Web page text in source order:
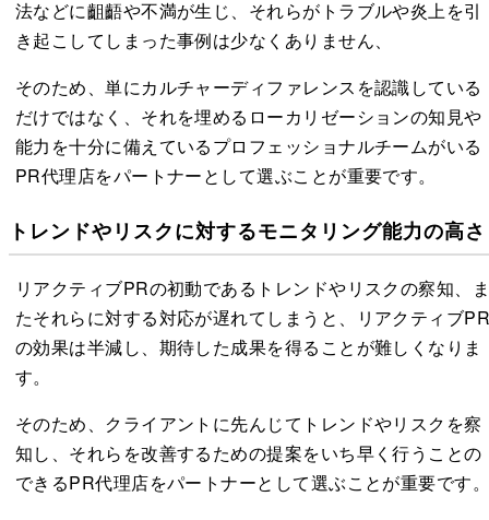
法などに齟齬や不満が生じ、それらがトラブルや炎上を引
き起こしてしまった事例は少なくありません、
そのため、単にカルチャーディファレンスを認識している
だけではなく、それを埋めるローカリゼーションの知見や
能力を十分に備えているプロフェッショナルチームがいる
PR代理店をパートナーとして選ぶことが重要です。
トレンドやリスクに対するモニタリング能力の高さ
リアクティブPRの初動であるトレンドやリスクの察知、
たそれらに対する対応が遅れてしまうと、リアクティブ
の効果は半減し、期待した成果を得ることが難しくなりま
す。
そのため、クライアントに先んじてトレンドやリスクを察
知し、それらを改善するための提案をいち早く行うことの
できるPR代理店をパートナーとして選ぶことが重要です